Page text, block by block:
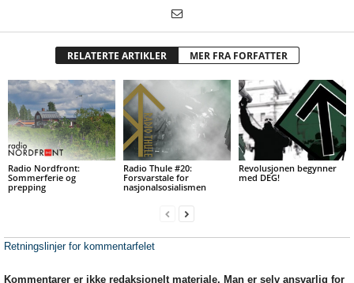
RELATERTE ARTIKLER MER FRA FORFATTER
Radio Nordfront:
Sommerferie og
prepping
Radio Thule #20:
Forsvarstale for
nasjonalsosialismen
Revolusjonen begynner
med DEG!
Retningslinjer for kommentarfelet
Kommentarer er ikke redaksjonelt materiale. Man er selv ansvarlig for